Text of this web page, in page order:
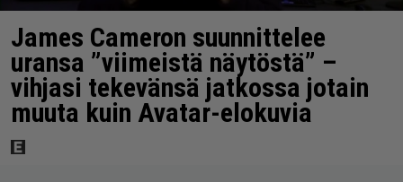
James Cameron suunnittelee
uransa ”viimeistä näytöstä” –
vihjasi tekevänsä jatkossa jotain
muuta kuin Avatar-elokuvia